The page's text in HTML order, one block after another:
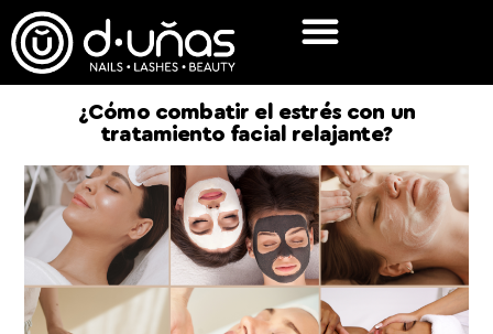
¿Cómo combatir el estrés con un
tratamiento facial relajante?